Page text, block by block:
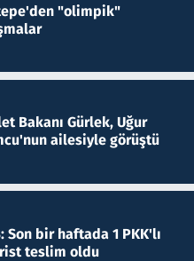
"olimpik"
Bakanı Gürlek, Uğur
ailesiyle görüştü
Son bir haftada 1 PKK'lı
teslim oldu